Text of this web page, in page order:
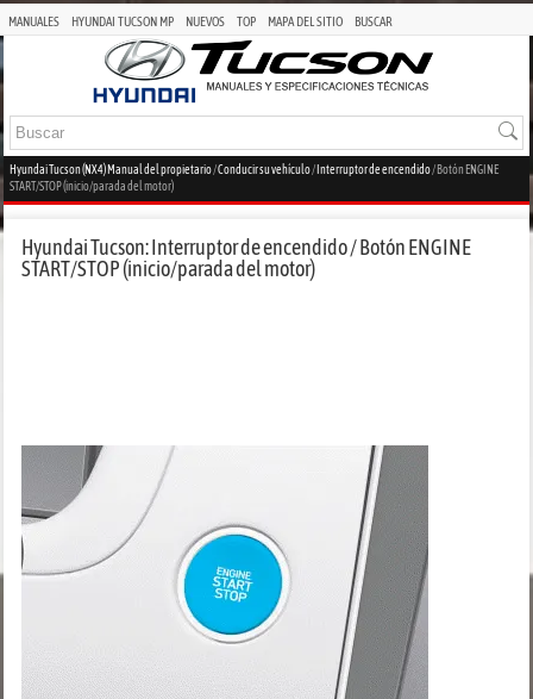
MANUALES HYUNDAI TUCSON MP NUEVOS TOP MAPA DEL SITIO BUSCAR
Hyundai Tucson (NX4) Manual del propietario/Conducir su vehículo/ Interruptor de encendido/ Botón ENGINE
START/STOP (inicio/parada del motor)
Hyundai Tucson: Interruptor de encendido / Botón ENGINE
START/STOP (inicio/parada del motor)